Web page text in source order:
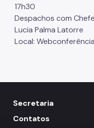
Fale Conosco
17h30
Despachos com
Lucia Palma Latorre
Local: Webconferência
Secretaria
Contatos